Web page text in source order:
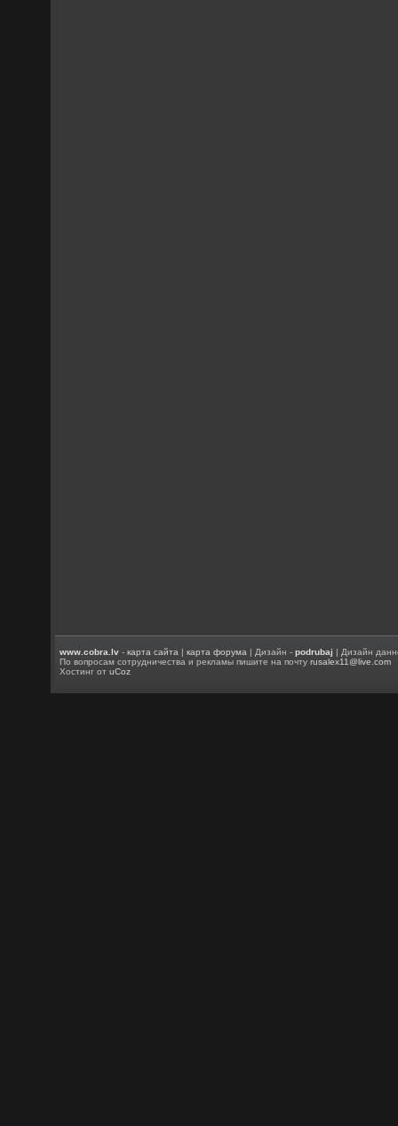
www.cobra.lv -карта сайта |карта форума | Дизайн -podrubaj | Дизайн
По вопросам сотрудничества и рекламы пишите на почтуrusalex11@live.com
Хостинг отuCoz